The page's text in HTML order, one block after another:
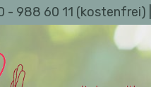
- 988 60 11